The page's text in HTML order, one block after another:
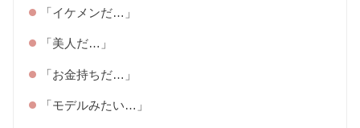
「イケメンだ…」
「美人だ…」
「お金持ちだ…」
「モデルみたい…」